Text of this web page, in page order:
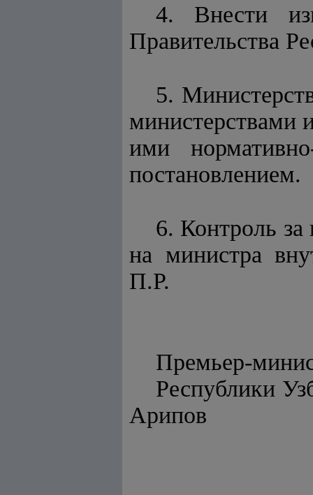
4. Внести
Правительства
5.
министерствами
ими
постановлением.
6. Контроль за
на министра
П.Р.
Премьер-
Арипов